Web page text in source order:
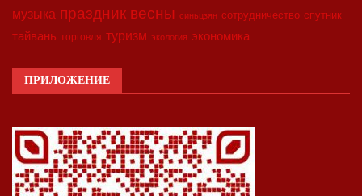
музыка праздник весны синьцзян сотрудничество спутник
тайвань торговля туризм экология экономика
ПРИЛОЖЕНИЕ